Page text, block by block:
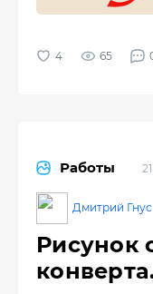
65
Работы
Дмитрий Гнус
Рисунок